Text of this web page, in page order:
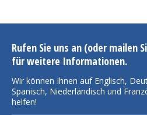
Rufen Sie uns an (oder mailen
für weitere Informationen.
Wir können Ihnen auf Englisch,
Spanisch, Niederländisch und
helfen!